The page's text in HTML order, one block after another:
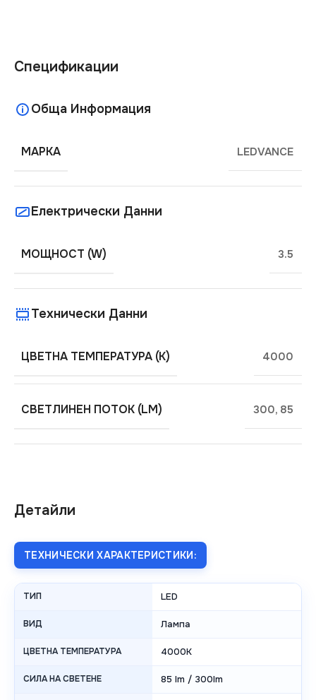
Детайли
ТЕХНИЧЕСКИ ХАРАКТЕРИСТИКИ:
ТИП LED
ВИД Лампа
ЦВЕТНА ТЕМПЕРАТУРА 4000K
СИЛА НА СВЕТЕНЕ 85 lm / 300lm
Спецификации
Обща Информация
МАРКА LEDVANCE
Електрически Данни
МОЩНОСТ (W) 3.5
Технически Данни
ЦВЕТНА ТЕМПЕРАТУРА (K) 4000
СВЕТЛИНЕН ПОТОК (LM) 300, 85